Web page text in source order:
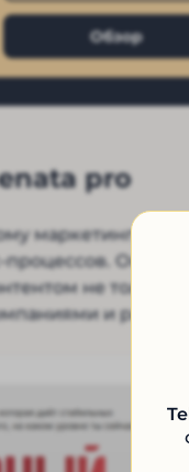
Обзор
pro
маркетингу уже
Она
не только
и